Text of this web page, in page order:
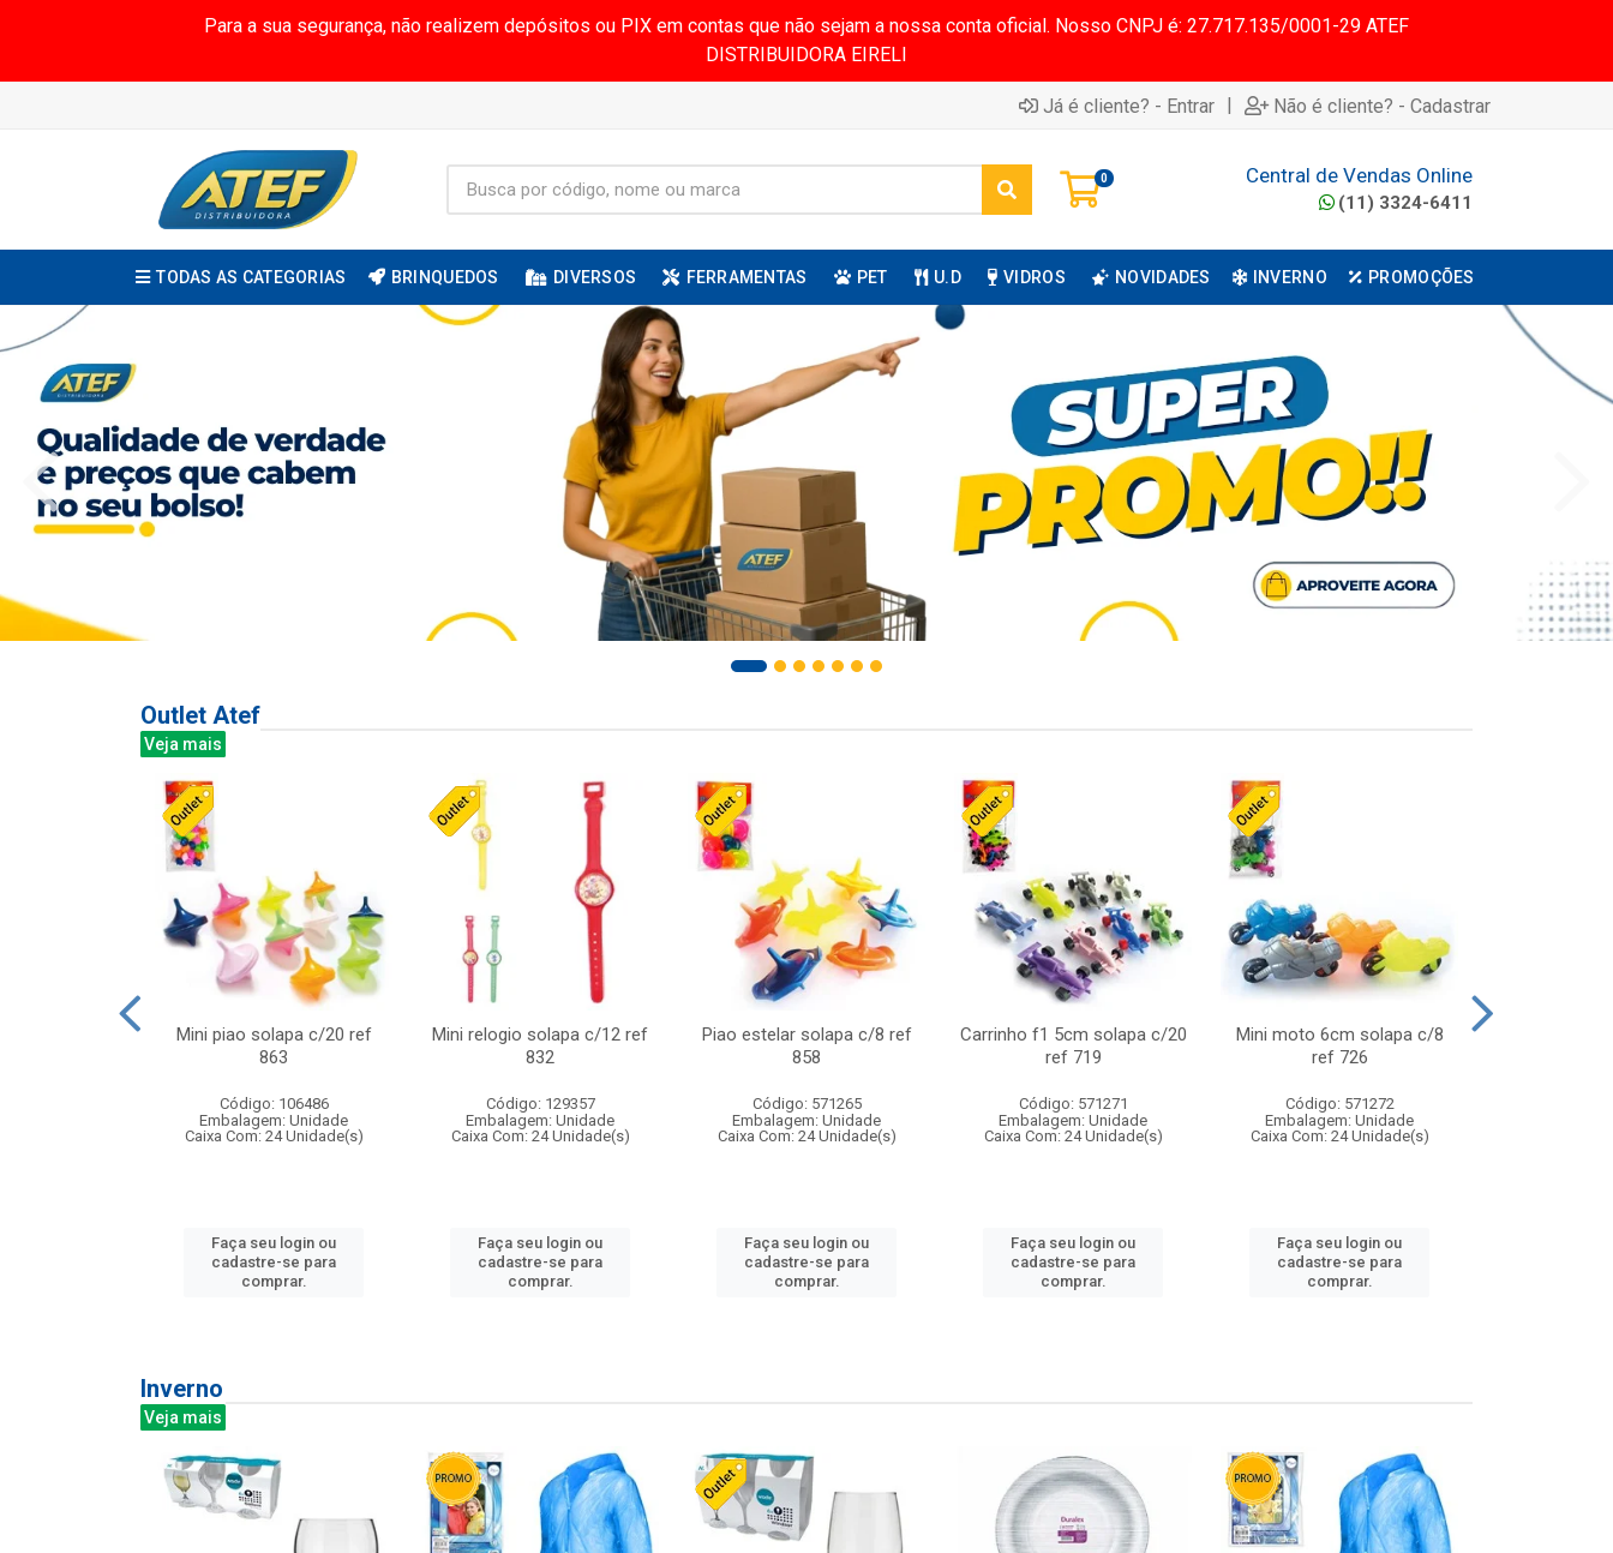
Para a sua segurança, não realizem depósitos ou PIX em contas que não sejam a nossa conta oficial. Nosso CNPJ é: 27.717.135/0001-29 ATEF
DISTRIBUIDORA EIRELI
Já é cliente? - Entrar | Não é cliente? - Cadastrar
0 Central de Vendas Online
(11) 3324-6411
TODAS AS CATEGORIAS BRINQUEDOS DIVERSOS FERRAMENTAS PET U.D VIDROS NOVIDADES INVERNO PROMOÇÕES
Outlet Atef
Veja mais
Mini piao solapa c/20 ref
863
Código: 106486
Embalagem: Unidade
Caixa Com: 24 Unidade(s)
Faça seu login ou
cadastre-se para
comprar.
Mini relogio solapa c/12 ref
832
Código: 129357
Embalagem: Unidade
Caixa Com: 24 Unidade(s)
Faça seu login ou
cadastre-se para
comprar.
Piao estelar solapa c/8 ref
858
Código: 571265
Embalagem: Unidade
Caixa Com: 24 Unidade(s)
Faça seu login ou
cadastre-se para
comprar.
Carrinho f1 5cm solapa c/20
ref 719
Código: 571271
Embalagem: Unidade
Caixa Com: 24 Unidade(s)
Faça seu login ou
cadastre-se para
comprar.
Mini moto 6cm solapa c/8
ref 726
Código: 571272
Embalagem: Unidade
Caixa Com: 24 Unidade(s)
Faça seu login ou
cadastre-se para
comprar.
Inverno
Veja mais